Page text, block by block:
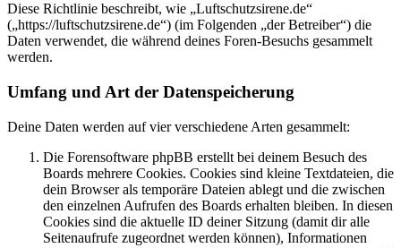
Diese Richtlinie beschreibt, wie „Luftschutzsirene.de“
(„https://luftschutzsirene.de“) (im Folgenden „der Betreiber“) die
Daten verwendet, die während deines Foren-Besuchs gesammelt
werden.
Umfang und Art der Datenspeicherung
Deine Daten werden auf vier verschiedene Arten gesammelt:
Die Forensoftware phpBB erstellt bei deinem Besuch des
Boards mehrere Cookies. Cookies sind kleine Textdateien, die
dein Browser als temporäre Dateien ablegt und die zwischen
den einzelnen Aufrufen des Boards erhalten bleiben. In diesen
Cookies sind die aktuelle ID deiner Sitzung (damit dir alle
Seitenaufrufe zugeordnet werden können), Informationen